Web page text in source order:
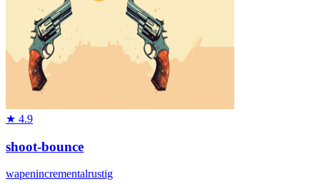
★ 4.9
shoot-bounce
wapenincrementalrustig